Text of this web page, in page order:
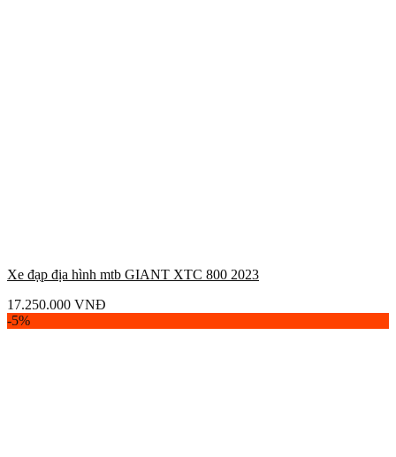
Xe đạp địa hình mtb GIANT XTC 800 2023
17.250.000 VNĐ
-5%